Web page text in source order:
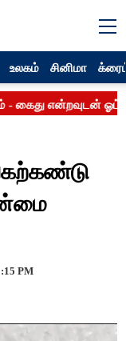
உலகம் சினிமா
PM